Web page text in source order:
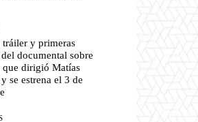
y primeras
documental sobre
que dirigió Matías
se estrena el 3 de